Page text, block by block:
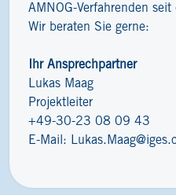
AMNOG-Verfahrenden
Wir beraten Sie gerne:
Ihr Ansprechpartner
Lukas Maag
Projektleiter
+49-30-23 08 09 43
E-Mail: